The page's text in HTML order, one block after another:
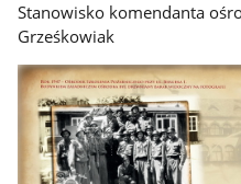
Stanowisko komendanta
Grześkowiak